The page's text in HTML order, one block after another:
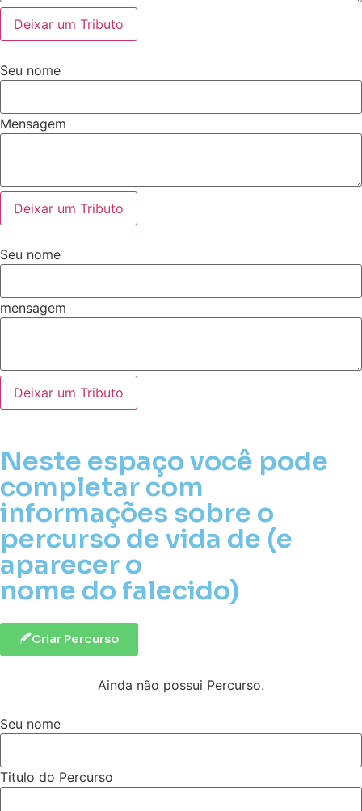
Deixar um Tributo
Seu nome
Mensagem
Deixar um Tributo
Seu nome
mensagem
Deixar um Tributo
Neste espaço você pode
completar com
informações sobre o
percurso de vida de (e
aparecer o
nome do falecido)
Criar Percurso
Ainda não possui Percurso.
Seu nome
Titulo do Percurso